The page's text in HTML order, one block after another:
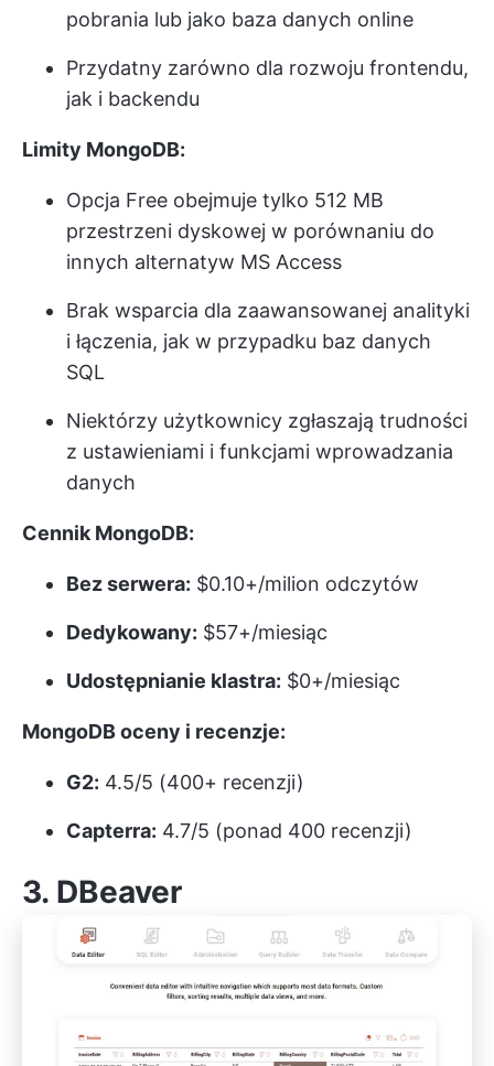
pobrania lub jako baza danych online
Przydatny zarówno dla rozwoju frontendu,
jak i backendu
Limity MongoDB:
Opcja Free obejmuje tylko 512 MB
przestrzeni dyskowej w porównaniu do
innych alternatyw MS Access
Brak wsparcia dla zaawansowanej analityki
i łączenia, jak w przypadku baz danych
SQL
Niektórzy użytkownicy zgłaszają trudności
z ustawieniami i funkcjami wprowadzania
danych
Cennik MongoDB:
Bez serwera: $0.10+/milion odczytów
Dedykowany: $57+/miesiąc
Udostępnianie klastra: $0+/miesiąc
MongoDB oceny i recenzje:
G2: 4.5/5 (400+ recenzji)
Capterra: 4.7/5 (ponad 400 recenzji)
3. DBeaver